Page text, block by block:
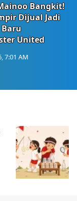
Bangkit!
Dijual Jadi
United
7:01 AM